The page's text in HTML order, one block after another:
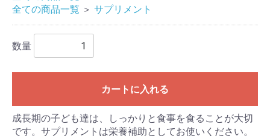
全ての商品一覧 ＞ サプリメント
数量
カートに入れる
成長期の子ども達は、しっかりと食事を食ることが大切
です。サプリメントは栄養補助としてお使いください。